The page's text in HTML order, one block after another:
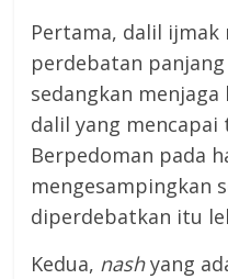
Pertama, dalil ijmak
perdebatan
sedangkan
dalil yang mencapai
Berpedoman pada
mengesampingkan
diperdebatkan itu
Kedua, nashyang